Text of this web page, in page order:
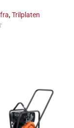
,Trilplaten